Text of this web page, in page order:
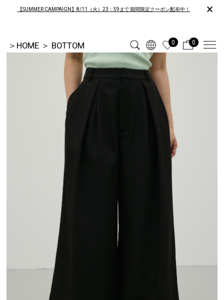
【SUMMER CAMPAIGN】8/11（火）23：59まで 期間限定クーポン配布中！ ×
＞ HOME ＞ BOTTOM 0 0